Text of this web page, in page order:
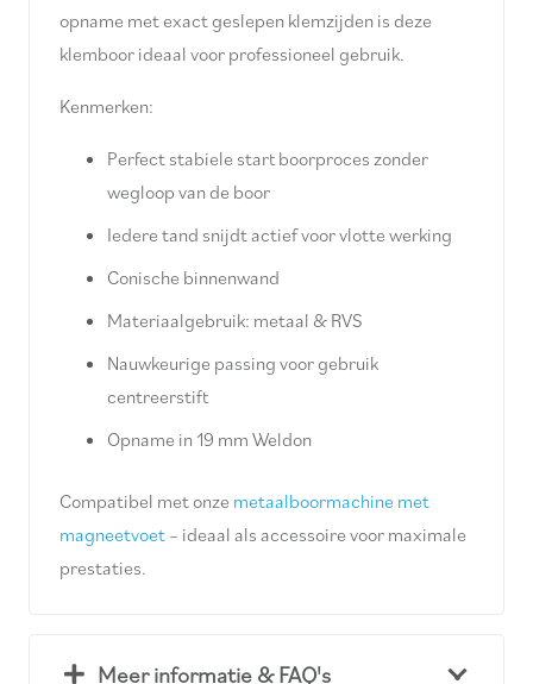
opname met exact geslepen klemzijden is deze
klemboor ideaal voor professioneel gebruik.
Kenmerken:
Perfect stabiele start boorproces zonder
wegloop van de boor
Iedere tand snijdt actief voor vlotte werking
Conische binnenwand
Materiaalgebruik: metaal & RVS
Nauwkeurige passing voor gebruik
centreerstift
Opname in 19 mm Weldon
Compatibel met onze metaalboormachine met
magneetvoet – ideaal als accessoire voor maximale
prestaties.
Meer informatie & FAQ's